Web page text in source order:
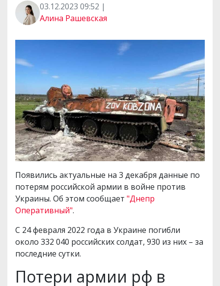
03.12.2023 09:52 |
Алина Рашевская
Появились актуальные на 3 декабря данные по
потерям российской армии в войне против
Украины. Об этом сообщает "Днепр
Оперативный".
С 24 февраля 2022 года в Украине погибли
около 332 040 российских солдат, 930 из них – за
последние сутки.
Потери армии рф в